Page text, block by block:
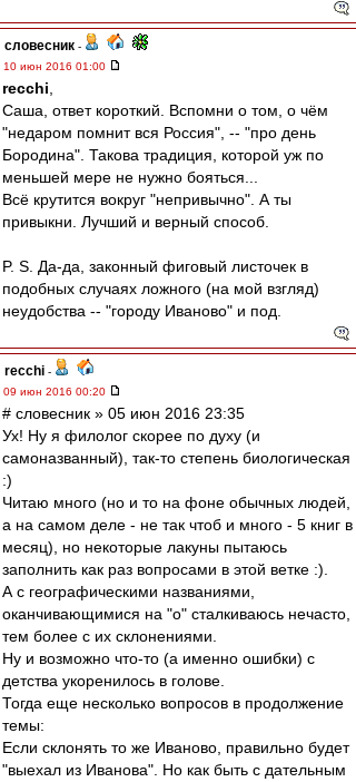
словесник -
10 июн 2016 01:00
recchi
Саша, ответ короткий. Вспомни о том, о чём
"недаром помнит вся Россия", -- "про день
Бородина". Такова традиция, которой уж по
меньшей мере не нужно бояться...
Всё крутится вокруг "непривычно". А ты
привыкни. Лучший и верный способ.
P. S. Да-да, законный фиговый листочек в
подобных случаях ложного (на мой взгляд)
неудобства -- "городу Иваново" и под.
recchi -
09 июн 2016 00:20
# словесник » 05 июн 2016 23:35
Ух! Ну я филолог скорее по духу (и
самоназванный), так-то степень биологическая
:)
Читаю много (но и то на фоне обычных людей,
а на самом деле - не так чтоб и много - 5 книг в
месяц), но некоторые лакуны пытаюсь
заполнить как раз вопросами в этой ветке :).
А с географическими названиями,
оканчивающимися на "о" сталкиваюсь нечасто,
тем более с их склонениями.
Ну и возможно что-то (а именно ошибки) с
детства укоренилось в голове.
Тогда еще несколько вопросов в продолжение
темы:
Если склонять то же Иваново, правильно будет
"выехал из Иванова". Но как быть с дательным